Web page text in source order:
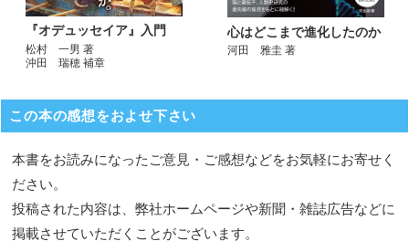
『オデュッセイア』入門
松村 一男 著
沖田 瑞穂 補章
心はどこまで進化したのか
河田 雅圭 著
この本の感想をおよせ下さい
本書をお読みになったご意見・ご感想などをお気軽にお寄せく
ださい。
投稿された内容は、弊社ホームページや新聞・雑誌広告などに
掲載させていただくことがございます。